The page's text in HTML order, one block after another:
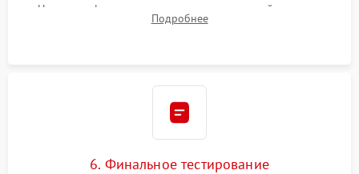
Надежная фиксация хомутов гидравлической системы,
сборка корпуса и установка датчика поплавка.
Подробнее
6. Финальное тестирование